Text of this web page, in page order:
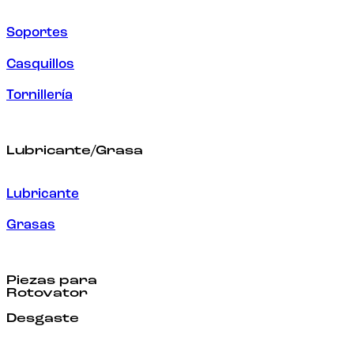
Soportes
Casquillos
Tornillería
Lubricante/Grasa
Lubricante
Grasas
Piezas para
Rotovator
Desgaste